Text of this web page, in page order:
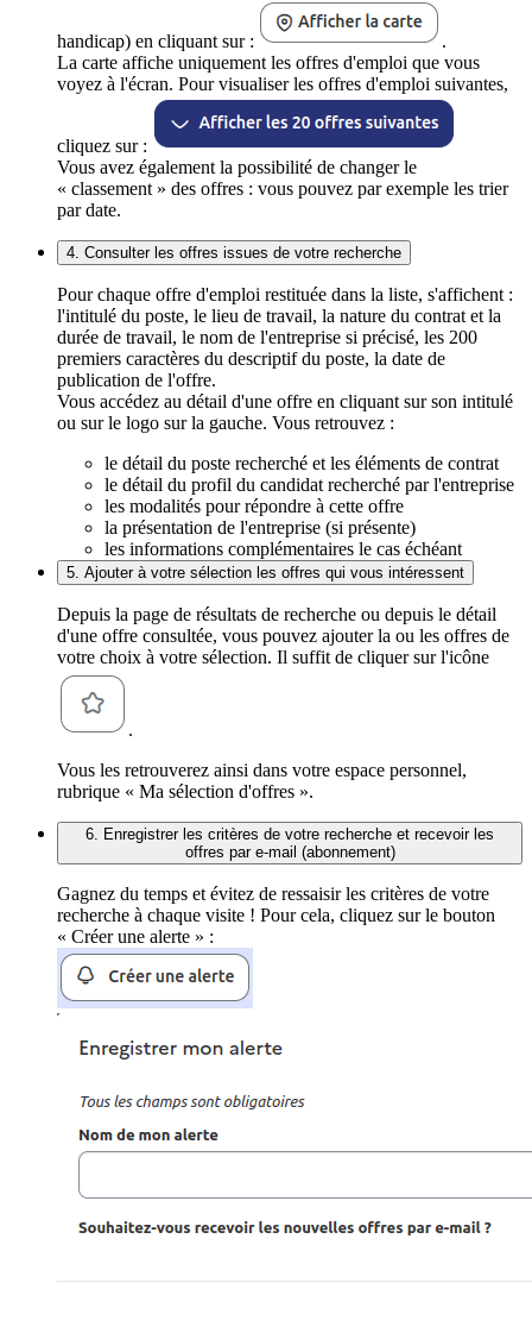
handicap) en cliquant sur :
.
La carte affiche uniquement les offres d'emploi que vous
voyez à l'écran. Pour visualiser les offres d'emploi suivantes,
cliquez sur :
Vous avez également la possibilité de changer le
« classement » des offres : vous pouvez par exemple les trier
par date.
4. Consulter les offres issues de votre recherche
Pour chaque offre d'emploi restituée dans la liste, s'affichent :
l'intitulé du poste, le lieu de travail, la nature du contrat et la
durée de travail, le nom de l'entreprise si précisé, les 200
premiers caractères du descriptif du poste, la date de
publication de l'offre.
Vous accédez au détail d'une offre en cliquant sur son intitulé
ou sur le logo sur la gauche. Vous retrouvez :
le détail du poste recherché et les éléments de contrat
le détail du profil du candidat recherché par l'entreprise
les modalités pour répondre à cette offre
la présentation de l'entreprise (si présente)
les informations complémentaires le cas échéant
5. Ajouter à votre sélection les offres qui vous intéressent
Depuis la page de résultats de recherche ou depuis le détail
d'une offre consultée, vous pouvez ajouter la ou les offres de
votre choix à votre sélection. Il suffit de cliquer sur l'icône
.
Vous les retrouverez ainsi dans votre espace personnel,
rubrique « Ma sélection d'offres ».
6. Enregistrer les critères de votre recherche et recevoir les
offres par e-mail (abonnement)
Gagnez du temps et évitez de ressaisir les critères de votre
recherche à chaque visite ! Pour cela, cliquez sur le bouton
« Créer une alerte » :